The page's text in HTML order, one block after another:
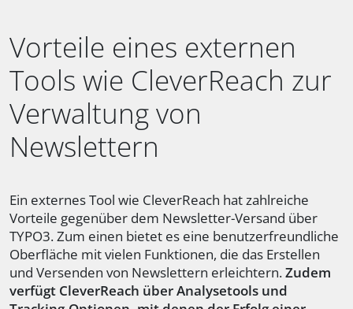
Vorteile eines externen
Tools wie CleverReach zur
Verwaltung von
Newslettern
Ein externes Tool wie CleverReach hat zahlreiche
Vorteile gegenüber dem Newsletter-Versand über
TYPO3. Zum einen bietet es eine benutzerfreundliche
Oberfläche mit vielen Funktionen, die das Erstellen
und Versenden von Newslettern erleichtern.Zudem
verfügt CleverReach über Analysetools und